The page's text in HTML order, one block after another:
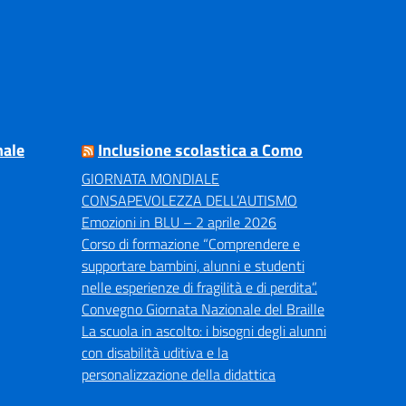
Inclusione scolastica a Como
GIORNATA MONDIALE
CONSAPEVOLEZZA DELL’AUTISMO
Emozioni in BLU – 2 aprile 2026
Corso di formazione “Comprendere e
supportare bambini, alunni e studenti
nelle esperienze di fragilità e di perdita”.
Convegno Giornata Nazionale del Braille
La scuola in ascolto: i bisogni degli alunni
con disabilità uditiva e la
personalizzazione della didattica